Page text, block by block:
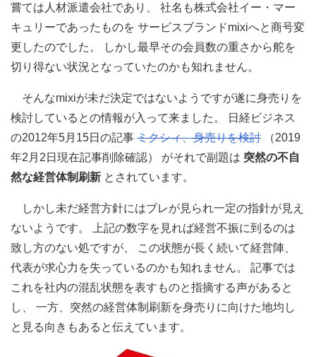
嘗ては人材派遣会社であり、 社名も株式会社イー・マー
キュリーであったものを サービスブランドmixiへと商号変
更したのでした。 しかし最早その会員数の重さから舵を
切り得ない状況となっていたのかも知れません。
そんなmixiが未だ決定ではないようですが遂に身売りを
検討しているとの情報が入って来ました。 日経ビジネス
の2012年5月15日の記事 ミクシィ、身売りを検討 （2019
年2月2日現在記事削除確認） がそれで副題は 突然の不自
然な経営体制刷新 とされています。
しかし未だ経営方針にはブレが見られ一定の指針が見え
ないようです。 上記の数字を見れば経営不振に到るのは
致し方のない処ですが、 この状態が長く続いて経営陣、
代表が求心力を失っているのかも知れません。 記事では
これを社内の混乱状態を表すものと指摘する声があると
し、 一方、突然の経営体制刷新を身売りに向けた地均し
と見る向きもあると伝えています。